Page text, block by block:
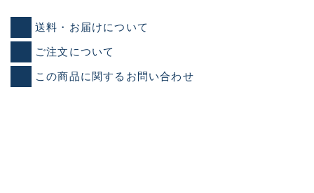
送料・お届けについて
ご注文について
この商品に関するお問い合わせ